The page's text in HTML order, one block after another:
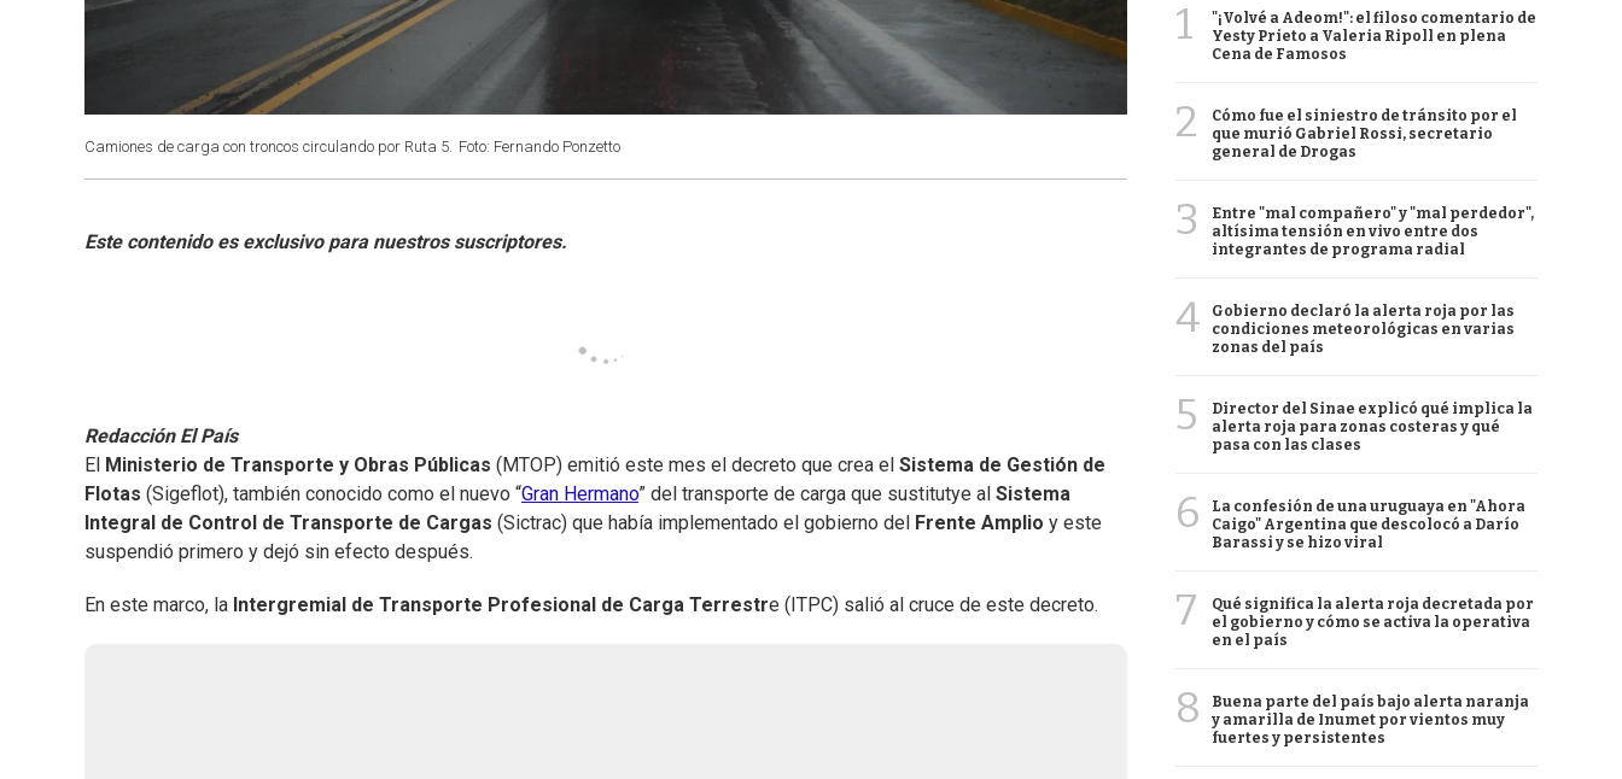
Camiones de carga con troncos circulando por Ruta 5. Foto: Fernando Ponzetto
Redacción El País
El Ministerio de Transporte y Obras Públicas (MTOP) emitió este mes el decreto que crea el Sistema de Gestión de
Flotas (Sigeflot), también conocido como el nuevo “Gran Hermano” del transporte de carga que sustitutye al Sistema
Integral de Control de Transporte de Cargas (Sictrac) que había implementado el gobierno del Frente Amplio y este
suspendió primero y dejó sin efecto después.
En este marco, la Intergremial de Transporte Profesional de Carga Terrestre (ITPC) salió al cruce de este decreto.
1
"¡Volvé a Adeom!": el filoso comentario de
Yesty Prieto a Valeria Ripoll en plena
Cena de Famosos
2
Cómo fue el siniestro de tránsito por el
que murió Gabriel Rossi, secretario
general de Drogas
3
Entre "mal compañero" y "mal perdedor",
altísima tensión en vivo entre dos
integrantes de programa radial
4
Gobierno declaró la alerta roja por las
condiciones meteorológicas en varias
zonas del país
5
Director del Sinae explicó qué implica la
alerta roja para zonas costeras y qué
pasa con las clases
6
La confesión de una uruguaya en "Ahora
Caigo" Argentina que descolocó a Darío
Barassi y se hizo viral
7
Qué significa la alerta roja decretada por
el gobierno y cómo se activa la operativa
en el país
8
Buena parte del país bajo alerta naranja
y amarilla de Inumet por vientos muy
fuertes y persistentes